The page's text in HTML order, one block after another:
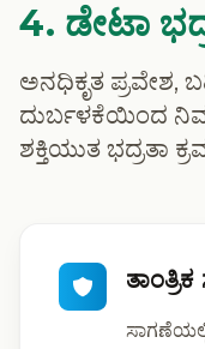
4. ಡೇಟಾ
ಅನಧಿಕೃತ ಪ್ರವೇಶ,
ದುರ್ಬಳಕೆಯಿಂದ
ಶಕ್ತಿಯುತ ಭದ್ರತಾ
ತಾಂತ್ರಿಕ